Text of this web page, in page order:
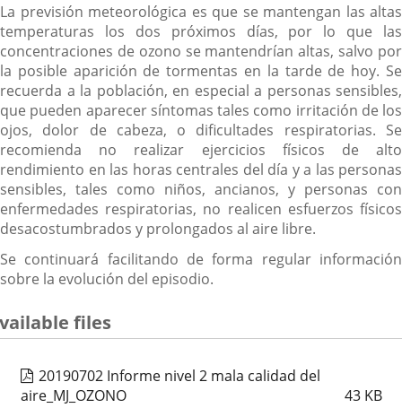
La previsión meteorológica es que se mantengan las altas
temperaturas los dos próximos días, por lo que las
concentraciones de ozono se mantendrían altas, salvo por
la posible aparición de tormentas en la tarde de hoy. Se
recuerda a la población, en especial a personas sensibles,
que pueden aparecer síntomas tales como irritación de los
ojos, dolor de cabeza, o dificultades respiratorias. Se
recomienda no realizar ejercicios físicos de alto
rendimiento en las horas centrales del día y a las personas
sensibles, tales como niños, ancianos, y personas con
enfermedades respiratorias, no realicen esfuerzos físicos
desacostumbrados y prolongados al aire libre.
Se continuará facilitando de forma regular información
sobre la evolución del episodio.
files
20190702 Informe nivel 2 mala calidad del
aire_MJ_OZONO
43 KB